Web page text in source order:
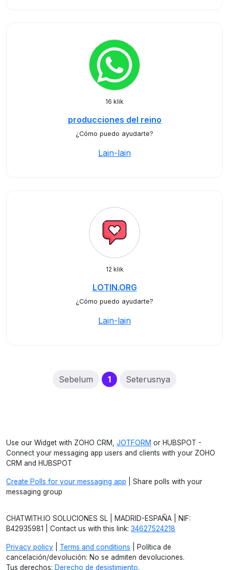
16 klik
producciones del reino
¿Cómo puedo ayudarte?
Lain-lain
12 klik
LOTIN.ORG
¿Cómo puedo ayudarte?
Lain-lain
Sebelum 1(current)
Seterusnya
Use our Widget with ZOHO CRM, JOTFORM or HUBSPOT -
Connect your messaging app users and clients with your ZOHO
CRM and HUBSPOT
Create Polls for your messaging app | Share polls with your
messaging group
CHATWITH.IO SOLUCIONES SL | MADRID-ESPAÑA | NIF:
B42935981 | Contact us with this link: 34627524218
Privacy policy Terms and conditions | Política de
cancelación/devolución: No se admiten devoluciones.
Tus derechos: Derecho de desistimiento.